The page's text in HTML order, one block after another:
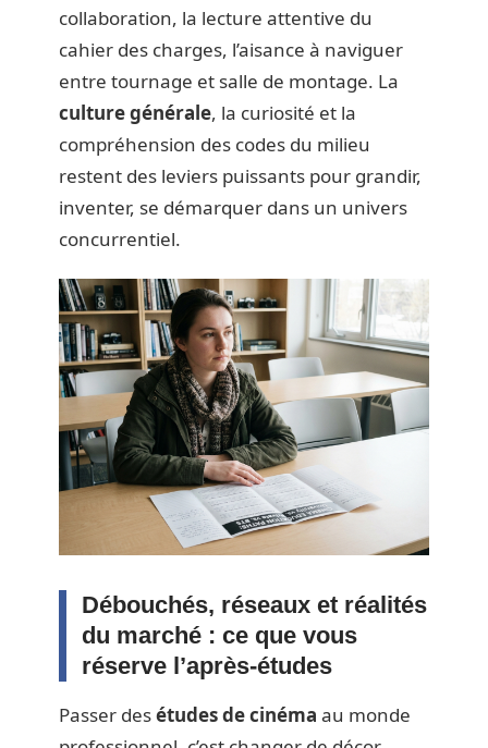
collaboration, la lecture attentive du
cahier des charges, l’aisance à naviguer
entre tournage et salle de montage. La
culture générale, la curiosité et la
compréhension des codes du milieu
restent des leviers puissants pour grandir,
inventer, se démarquer dans un univers
concurrentiel.
Débouchés, réseaux et réalités
du marché : ce que vous
réserve l’après-études
Passer desétudes de cinéma au monde